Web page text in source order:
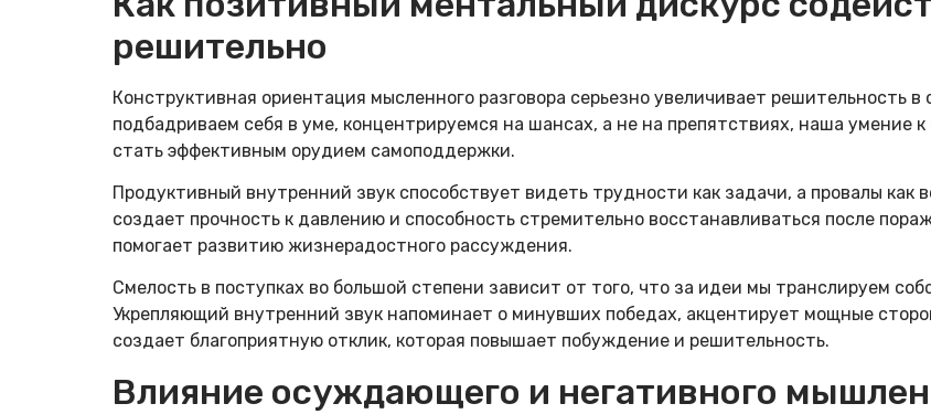
решительно
Конструктивная ориентация мысленного разговора серьезно увеличивает решительность
подбадриваем себя в уме, концентрируемся на шансах, а не на препятствиях, наша умение
стать эффективным орудием самоподдержки.
Продуктивный внутренний звук способствует видеть трудности как задачи, а провалы
создает прочность к давлению и способность стремительно восстанавливаться после
помогает развитию жизнерадостного рассуждения.
Смелость в поступках во большой степени зависит от того, что за идеи мы транслируем
Укрепляющий внутренний звук напоминает о минувших победах, акцентирует мощные
создает благоприятную отклик, которая повышает побуждение и решительность.
Влияние осуждающего и негативного